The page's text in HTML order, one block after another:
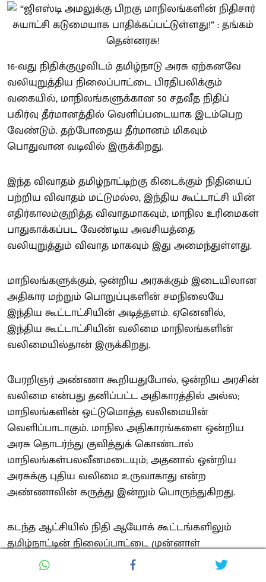
16-வது நிதிக்குழுவிடம் தமிழ்நாடு அரசு ஏற்கனவே
வலியுறுத்திய நிலைப்பாட்டை பிரதிபலிக்கும்
வகையில், மாநிலங்களுக்கான 50 சதவீத நிதிப்
பகிர்வு தீர்மானத்தில் வெளிப்படையாக இடம்பெற
வேண்டும். தற்போதைய தீர்மானம் மிகவும்
பொதுவான வடிவில் இருக்கிறது.
இந்த விவாதம் தமிழ்நாட்டிற்கு கிடைக்கும் நிதியைப்
பற்றிய விவாதம் மட்டுமல்ல, இந்திய கூட்டாட்சி யின்
எதிர்காலம்குறித்த விவாதமாகவும், மாநில உரிமைகள்
பாதுகாக்கப்பட வேண்டிய அவசியத்தை
வலியுறுத்தும் விவாத மாகவும் இது அமைந்துள்ளது.
மாநிலங்களுக்கும், ஒன்றிய அரசுக்கும் இடையிலான
அதிகார மற்றும் பொறுப்புகளின் சமநிலையே
இந்திய கூட்டாட்சியின் அடித்தளம். ஏனெனில்,
இந்திய கூட்டாட்சியின் வலிமை மாநிலங்களின்
வலிமையில்தான் இருக்கிறது.
பேரறிஞர் அண்ணா கூறியதுபோல், ஒன்றிய அரசின்
வலிமை என்பது தனிப்பட்ட அதிகாரத்தில் அல்ல;
மாநிலங்களின் ஒட்டுமொத்த வலிமையின்
வெளிப்பாடாகும். மாநில அதிகாரங்களை ஒன்றிய
அரசு தொடர்ந்து குவித்துக் கொண்டால்
மாநிலங்கள்பலவீனமடையும்; அதனால் ஒன்றிய
அரசுக்கு புதிய வலிமை உருவாகாது என்ற
அண்ணாவின் கருத்து இன்றும் பொருந்துகிறது.
கடந்த ஆட்சியில் நிதி ஆயோக் கூட்டங்களிலும்
தமிழ்நாட்டின் நிலைப்பாட்டை முன்னாள்
முதலமைச்சர் மு.க.ஸ்டாலின் தெளிவாக
எடுத்துரைத்தார். தற்போதைய சூழலில்